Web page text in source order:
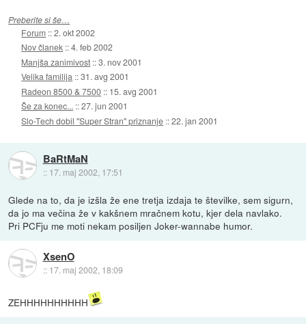
Preberite si še…
Forum ::2. okt 2002
Nov članek ::4. feb 2002
Manjša zanimivost ::3. nov 2001
Velika familija ::31. avg 2001
Radeon 8500 & 7500 :: 15. avg 2001
Še za konec... ::27. jun 2001
Slo-Tech dobil "Super Stran" priznanje ::22. jan 2001
BaRtMaN
:: 17. maj 2002, 17:51
Glede na to, da je izšla že ene tretja izdaja te številke, sem sigurn,
da jo ma večina že v kakšnem mračnem kotu, kjer dela navlako.
Pri PCFju me moti nekam posiljen Joker-wannabe humor.
XsenO
:: 17. maj 2002, 18:09
ZEHHHHHHHHHH